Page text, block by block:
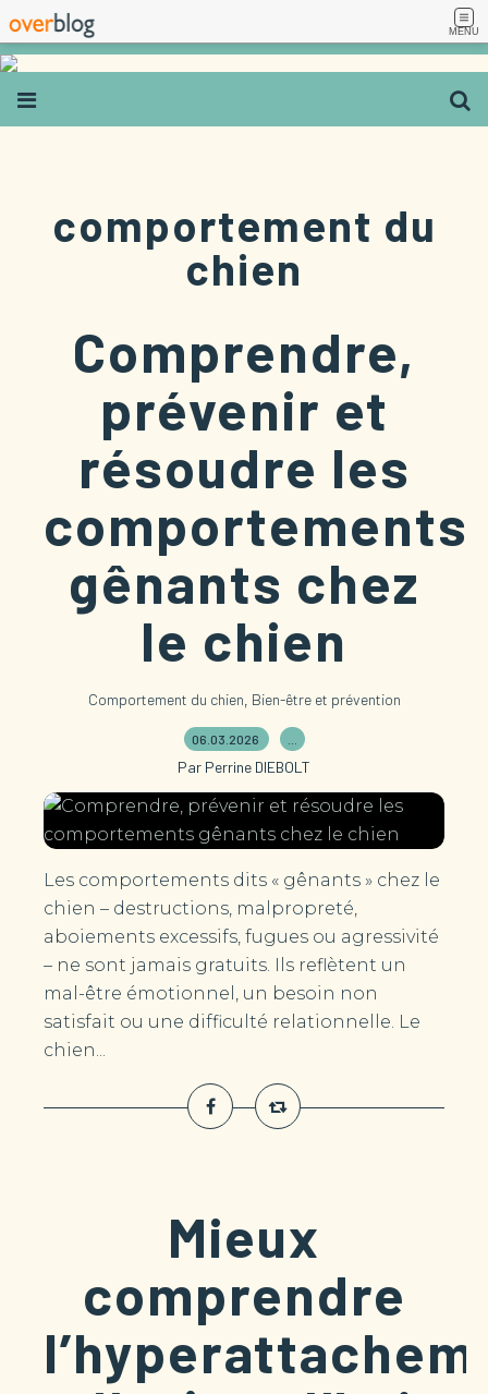
MENU
comportement du
chien
Comprendre,
prévenir et
résoudre les
comportements
gênants chez
le chien
Comportement du chien, Bien-être et prévention
06.03.2026
Par Perrine DIEBOLT
Les comportements dits « gênants » chez le
chien – destructions, malpropreté,
aboiements excessifs, fugues ou agressivité
– ne sont jamais gratuits. Ils reflètent un
mal-être émotionnel, un besoin non
satisfait ou une difficulté relationnelle. Le
chien...
Mieux
comprendre